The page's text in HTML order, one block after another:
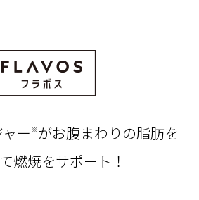
ー ※がお腹まわりの脂肪を
燃焼をサポート！